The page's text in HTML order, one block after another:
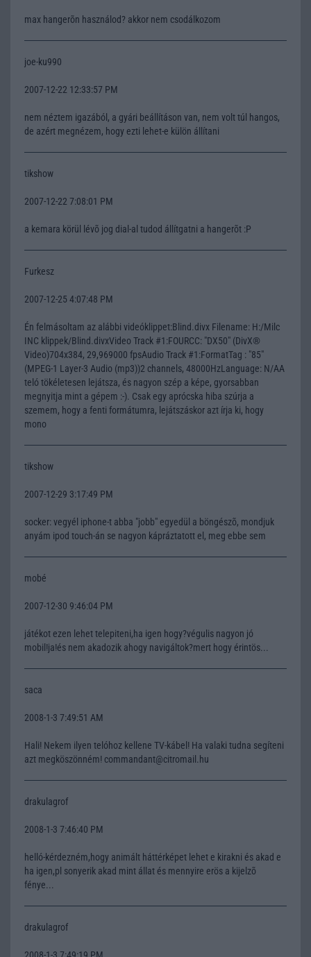
max hangerõn használod? akkor nem csodálkozom
joe-ku990
2007-12-22 12:33:57 PM
nem néztem igazából, a gyári beállításon van, nem volt túl hangos,
de azért megnézem, hogy ezti lehet-e külön állítani
tikshow
2007-12-22 7:08:01 PM
a kemara körül lévõ jog dial-al tudod állítgatni a hangerõt :P
Furkesz
2007-12-25 4:07:48 PM
Én felmásoltam az alábbi videóklippet:Blind.divx Filename: H:/Milc
INC klippek/Blind.divxVideo Track #1:FOURCC: "DX50" (DivX®
Video)704x384, 29,969000 fpsAudio Track #1:FormatTag : "85"
(MPEG-1 Layer-3 Audio (mp3))2 channels, 48000HzLanguage: N/AA
teló tökéletesen lejátsza, és nagyon szép a képe, gyorsabban
megnyitja mint a gépem :-). Csak egy aprócska hiba szúrja a
szemem, hogy a fenti formátumra, lejátszáskor azt írja ki, hogy
mono
tikshow
2007-12-29 3:17:49 PM
socker: vegyél iphone-t abba "jobb" egyedül a böngészõ, mondjuk
anyám ipod touch-án se nagyon kápráztatott el, meg ebbe sem
mobé
2007-12-30 9:46:04 PM
játékot ezen lehet telepiteni,ha igen hogy?végulis nagyon jó
mobil!ja!és nem akadozik ahogy navigáltok?mert hogy érintös...
saca
2008-1-3 7:49:51 AM
Hali! Nekem ilyen telóhoz kellene TV-kábel! Ha valaki tudna segíteni
azt megköszönném! commandant@citromail.hu
drakulagrof
2008-1-3 7:46:40 PM
helló-kérdezném,hogy animált háttérképet lehet e kirakni és akad e
ha igen,pl sonyerik akad mint állat és mennyire erös a kijelzõ
fénye...
drakulagrof
2008-1-3 7:49:19 PM